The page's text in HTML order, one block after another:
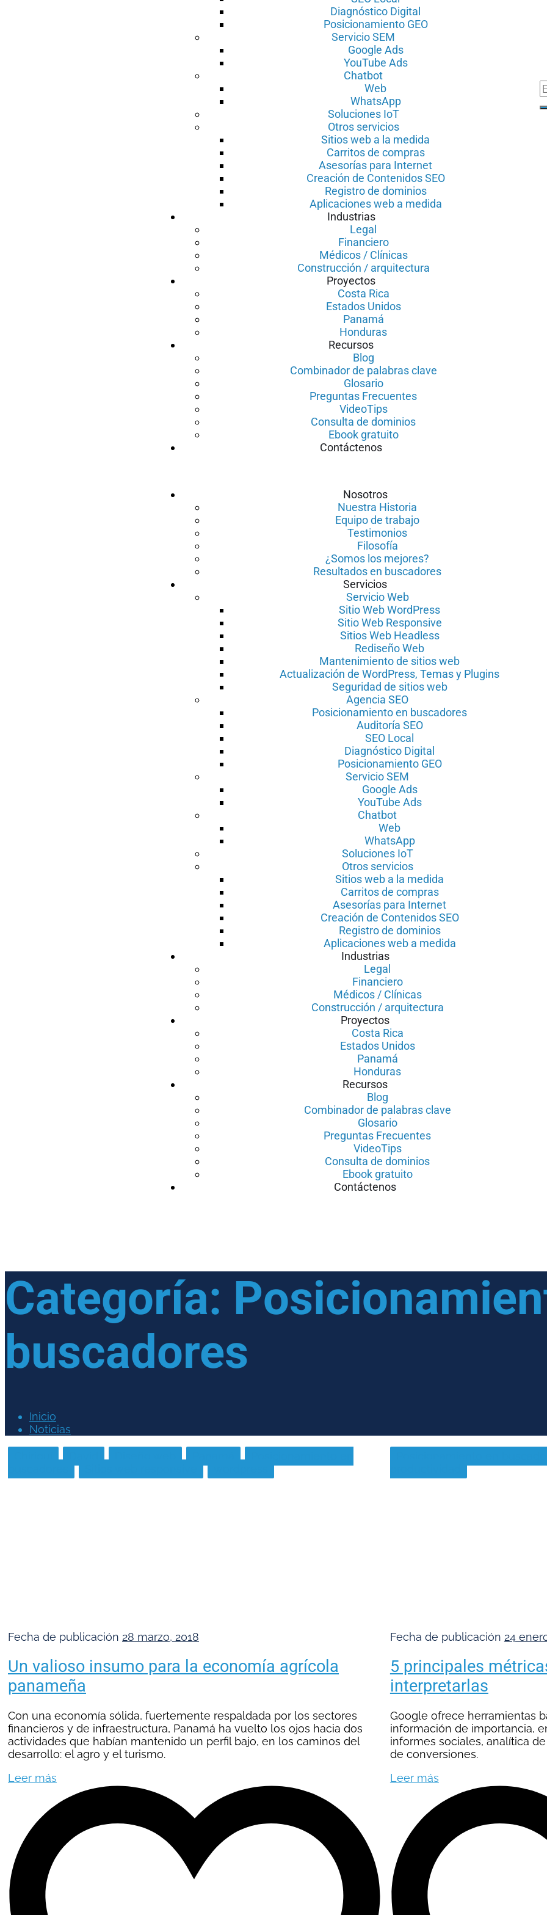
Diagnóstico Digital
Posicionamiento GEO
Servicio SEM
Google Ads
YouTube Ads
Chatbot
Web
WhatsApp
Soluciones IoT
Otros servicios
Sitios web a la medida
Carritos de compras
Asesorías para Internet
Creación de Contenidos SEO
Registro de dominios
Aplicaciones web a medida
Industrias
Legal
Financiero
Médicos / Clínicas
Construcción / arquitectura
Proyectos
Costa Rica
Estados Unidos
Panamá
Honduras
Recursos
Blog
Combinador de palabras clave
Glosario
Preguntas Frecuentes
VideoTips
Consulta de dominios
Ebook gratuito
Contáctenos
Nosotros
Nuestra Historia
Equipo de trabajo
Testimonios
Filosofía
¿Somos los mejores?
Resultados en buscadores
Servicios
Servicio Web
Sitio Web WordPress
Sitio Web Responsive
Sitios Web Headless
Rediseño Web
Mantenimiento de sitios web
Actualización de WordPress, Temas y Plugins
Seguridad de sitios web
Agencia SEO
Posicionamiento en buscadores
Auditoría SEO
SEO Local
Diagnóstico Digital
Posicionamiento GEO
Servicio SEM
Google Ads
YouTube Ads
Chatbot
Web
WhatsApp
Soluciones IoT
Otros servicios
Sitios web a la medida
Carritos de compras
Asesorías para Internet
Creación de Contenidos SEO
Registro de dominios
Aplicaciones web a medida
Industrias
Legal
Financiero
Médicos / Clínicas
Construcción / arquitectura
Proyectos
Costa Rica
Estados Unidos
Panamá
Honduras
Recursos
Blog
Combinador de palabras clave
Glosario
Preguntas Frecuentes
VideoTips
Consulta de dominios
Ebook gratuito
Contáctenos
Categoría:
buscadores
Inicio
Noticias
Fecha de publicación 28 marzo, 2018
Un valioso insumo para la economía agrícola
panameña
Con una economía sólida, fuertemente respaldada por los sectores
financieros y de infraestructura, Panamá ha vuelto los ojos hacia dos
actividades que habían mantenido un perfil bajo, en los caminos del
desarrollo: el agro y el turismo.
Leer más
Fecha de publicación 24
5 principales
interpretarlas
Google ofrece herramientas
información de importancia,
informes sociales, analítica
de conversiones.
Leer más